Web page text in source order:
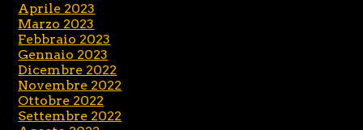
Aprile 2023
Marzo 2023
Febbraio 2023
Gennaio 2023
Dicembre 2022
Novembre 2022
Ottobre 2022
Settembre 2022